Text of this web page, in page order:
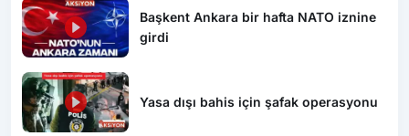
Başkent Ankara bir hafta NATO iznine
girdi
Yasa dışı bahis için şafak operasyonu